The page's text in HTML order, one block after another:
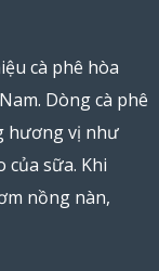
cà phê hòa
Dòng cà phê
hương vị như
của sữa. Khi
nồng nàn,